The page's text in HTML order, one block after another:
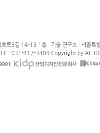
호로3길 14-13 1층 기술 연구소 : 서울특
: 031-417-3404 Copyright by